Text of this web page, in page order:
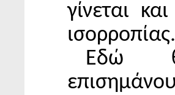
γίνεται
ισορροπίας.
Εδώ